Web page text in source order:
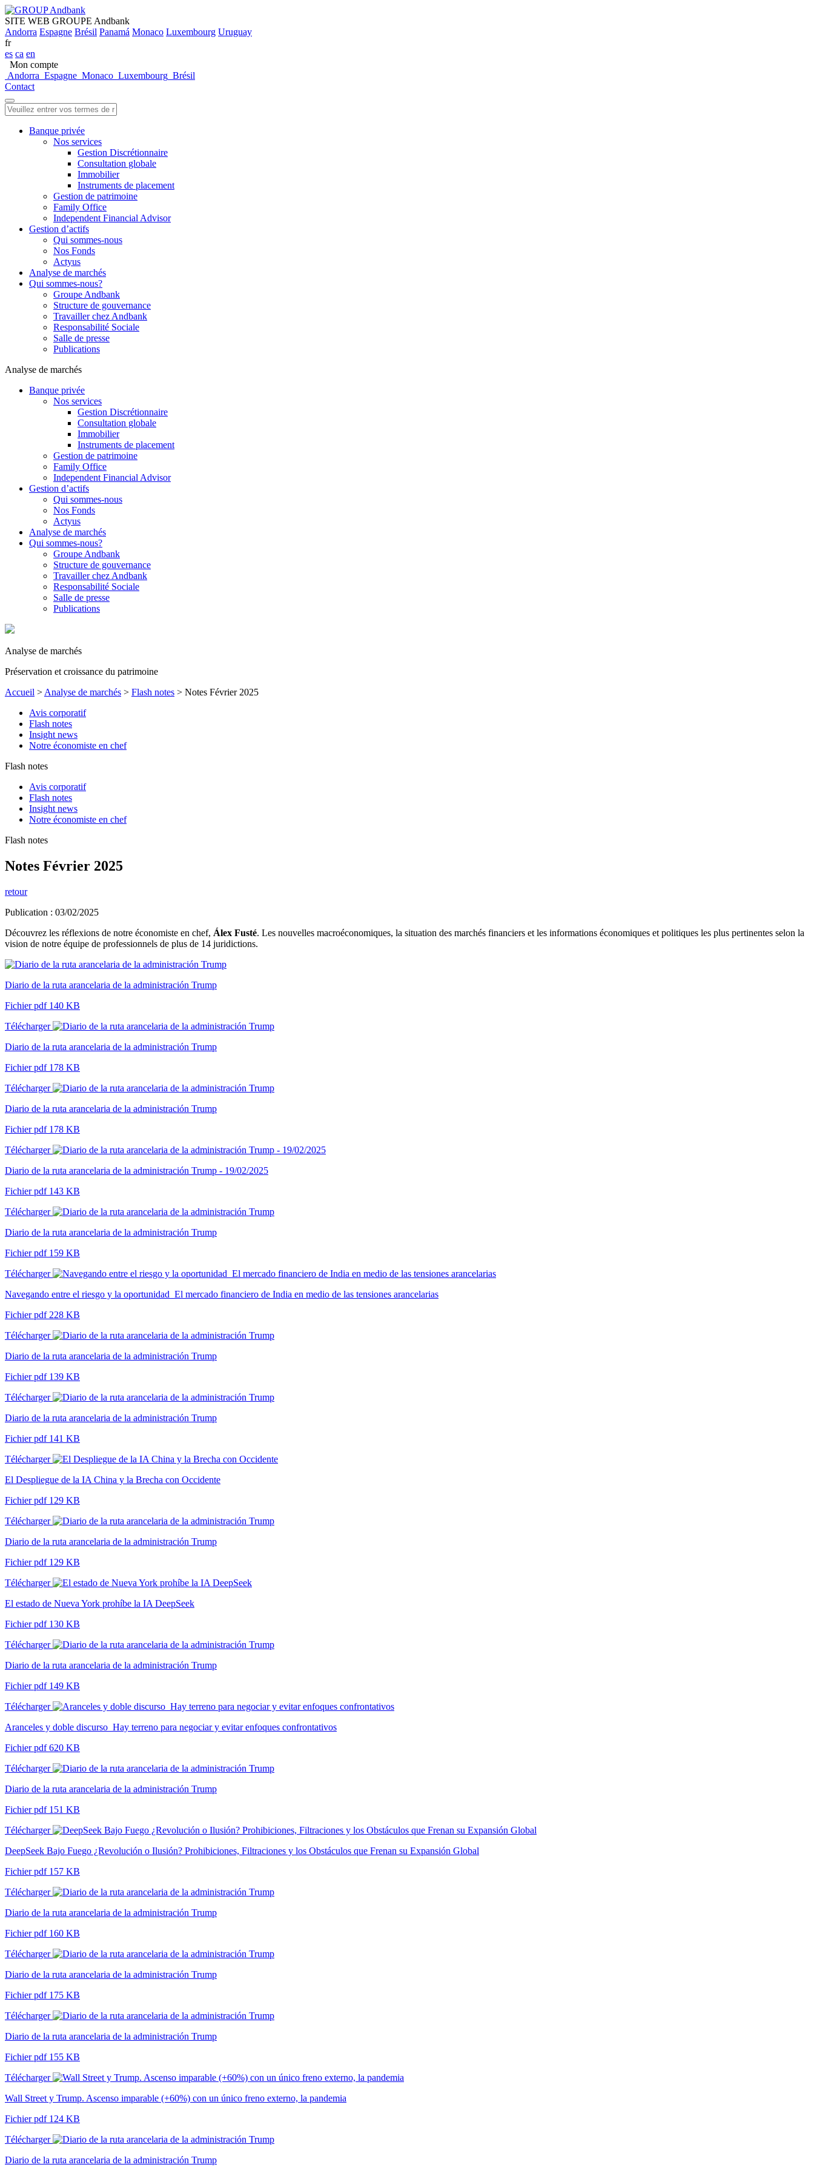
SITE WEB GROUPE Andbank
Andorra Espagne Brésil Panamá Monaco Luxembourg Uruguay
fr
es ca en
Mon compte
Andorra Espagne Monaco Luxembourg Brésil
Contact
Banque privée
Nos services
Gestion Discrétionnaire
Consultation globale
Immobilier
Instruments de placement
Gestion de patrimoine
Family Office
Independent Financial Advisor
Gestion d’actifs
Qui sommes-nous
Nos Fonds
Actyus
Analyse de marchés
Qui sommes-nous?
Groupe Andbank
Structure de gouvernance
Travailler chez Andbank
Responsabilité Sociale
Salle de presse
Publications
Analyse de marchés
Banque privée
Nos services
Gestion Discrétionnaire
Consultation globale
Immobilier
Instruments de placement
Gestion de patrimoine
Family Office
Independent Financial Advisor
Gestion d’actifs
Qui sommes-nous
Nos Fonds
Actyus
Analyse de marchés
Qui sommes-nous?
Groupe Andbank
Structure de gouvernance
Travailler chez Andbank
Responsabilité Sociale
Salle de presse
Publications
Analyse de marchés
Préservation et croissance du patrimoine
Accueil > Analyse de marchés > Flash notes > Notes Février 2025
Avis corporatif
Flash notes
Insight news
Notre économiste en chef
Flash notes
Avis corporatif
Flash notes
Insight news
Notre économiste en chef
Flash notes
Notes Février 2025
retour
Publication : 03/02/2025
Découvrez les réflexions de notre économiste en chef, Álex Fusté. Les nouvelles macroéconomiques, la situation des marchés financiers et les informations économiques et politiques les plus pertinentes selon la
vision de notre équipe de professionnels de plus de 14 juridictions.
Diario de la ruta arancelaria de la administración Trump
Fichier pdf 140 KB
Télécharger
Diario de la ruta arancelaria de la administración Trump
Fichier pdf 178 KB
Télécharger
Diario de la ruta arancelaria de la administración Trump
Fichier pdf 178 KB
Télécharger
Diario de la ruta arancelaria de la administración Trump - 19/02/2025
Fichier pdf 143 KB
Télécharger
Diario de la ruta arancelaria de la administración Trump
Fichier pdf 159 KB
Télécharger
Navegando entre el riesgo y la oportunidad_El mercado financiero de India en medio de las tensiones arancelarias
Fichier pdf 228 KB
Télécharger
Diario de la ruta arancelaria de la administración Trump
Fichier pdf 139 KB
Télécharger
Diario de la ruta arancelaria de la administración Trump
Fichier pdf 141 KB
Télécharger
El Despliegue de la IA China y la Brecha con Occidente
Fichier pdf 129 KB
Télécharger
Diario de la ruta arancelaria de la administración Trump
Fichier pdf 129 KB
Télécharger
El estado de Nueva York prohíbe la IA DeepSeek
Fichier pdf 130 KB
Télécharger
Diario de la ruta arancelaria de la administración Trump
Fichier pdf 149 KB
Télécharger
Aranceles y doble discurso_Hay terreno para negociar y evitar enfoques confrontativos
Fichier pdf 620 KB
Télécharger
Diario de la ruta arancelaria de la administración Trump
Fichier pdf 151 KB
Télécharger
DeepSeek Bajo Fuego ¿Revolución o Ilusión? Prohibiciones, Filtraciones y los Obstáculos que Frenan su Expansión Global
Fichier pdf 157 KB
Télécharger
Diario de la ruta arancelaria de la administración Trump
Fichier pdf 160 KB
Télécharger
Diario de la ruta arancelaria de la administración Trump
Fichier pdf 175 KB
Télécharger
Diario de la ruta arancelaria de la administración Trump
Fichier pdf 155 KB
Télécharger
Wall Street y Trump. Ascenso imparable (+60%) con un único freno externo, la pandemia
Fichier pdf 124 KB
Télécharger
Diario de la ruta arancelaria de la administración Trump